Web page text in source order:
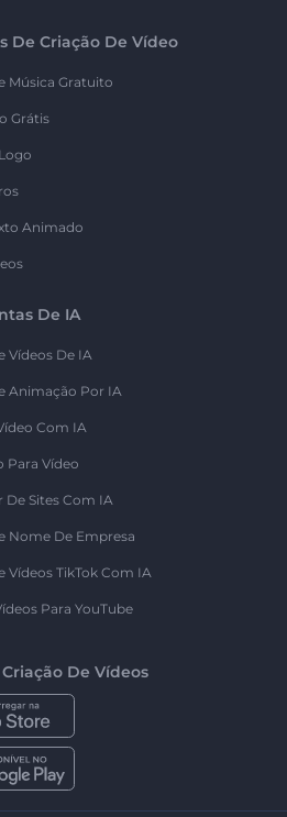
De Criação De Vídeo
Música Gratuito
Grátis
Animado
De IA
Vídeos De IA
Animação Por IA
Com IA
Para Vídeo
Sites Com IA
Nome De Empresa
Vídeos TikTok Com IA
Para YouTube
De Vídeos